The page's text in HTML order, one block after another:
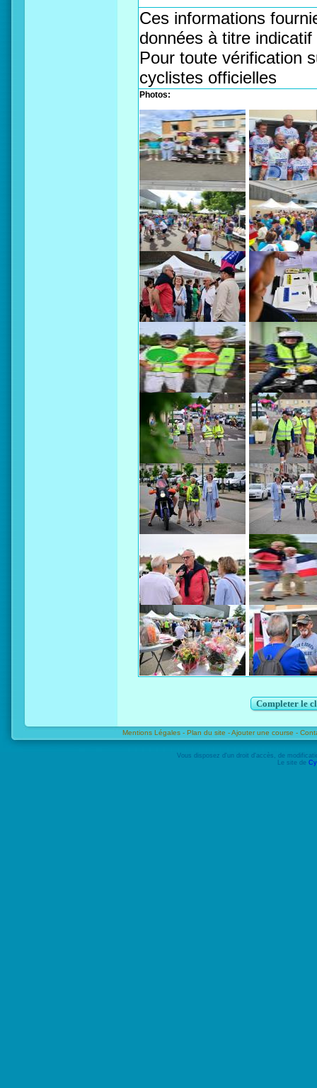
Ces informations
données à titre
Pour toute vérification
cyclistes officielles
Photos:
Completer le
Mentions Légales - Plan du site -Ajouter une course -
Vous disposez d'un droit d'accès, de
Le site de